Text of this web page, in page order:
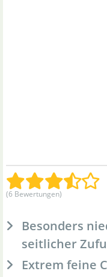
(6 Bewertungen)
Besonders
seitlicher
Extrem feine